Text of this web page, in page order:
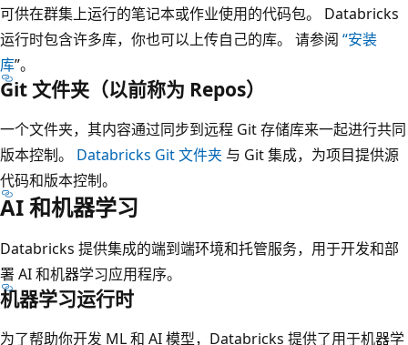
可供在群集上运行的笔记本或作业使用的代码包。 Databricks
运行时包含许多库，你也可以上传自己的库。 请参阅 “安装
库”。
Git 文件夹（以前称为 Repos）
一个文件夹，其内容通过同步到远程 Git 存储库来一起进行共同
版本控制。 Databricks Git 文件夹 与 Git 集成，为项目提供源
代码和版本控制。
AI 和机器学习
Databricks 提供集成的端到端环境和托管服务，用于开发和部
署 AI 和机器学习应用程序。
机器学习运行时
为了帮助你开发 ML 和 AI 模型，Databricks 提供了用于机器学